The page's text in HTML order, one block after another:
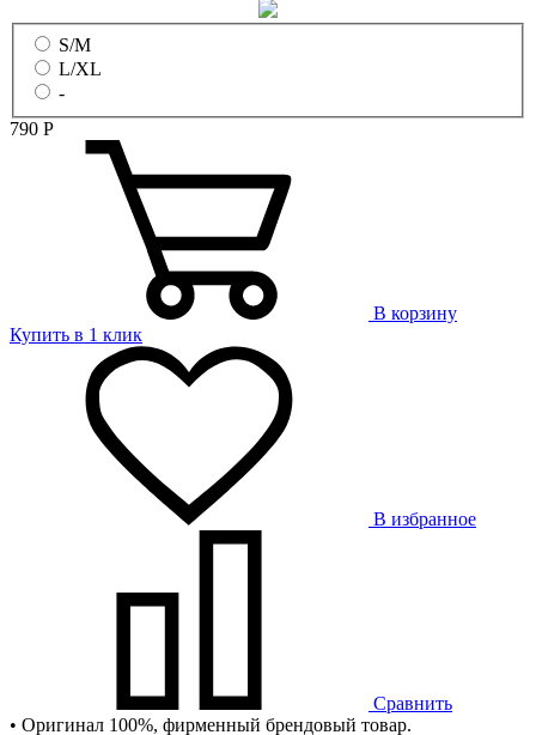
S/M
L/XL
-
790 Р
В корзину
Купить в 1 клик
В избранное
Сравнить
• Оригинал 100%, фирменный брендовый товар.